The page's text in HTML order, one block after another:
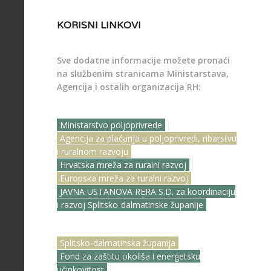
KORISNI LINKOVI
Sve dodatne informacije možete pronaći
na službenim stranicama Ministarstava,
Agencija i ostalih organizacija RH:
Ministarstvo poljoprivrede
Agencija za plaćanja u poljoprivredi, ribarstvu
i ruralnom razvoju
Hrvatska mreža za ruralni razvoj
Europska mreža za ruralni razvoj
JAVNA USTANOVA RERA S.D. za koordinaciju
i razvoj Splitsko-dalmatinske županije
Splitsko-dalmatinska županija
Fond za zaštitu okoliša i energetsku